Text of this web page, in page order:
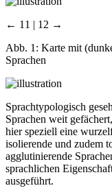
← 11 | 12 →
Abb. 1: Karte mit
Sprachen
Sprachtypologisch
Sprachen weit
hier speziell eine
isolierende und zudem
agglutinierende
sprachlichen
ausgeführt.